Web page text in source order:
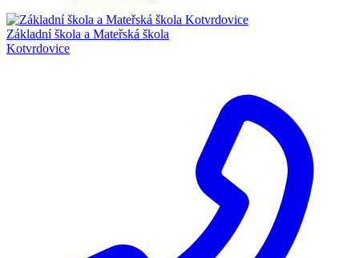
Základní škola a Mateřská škola
Kotvrdovice